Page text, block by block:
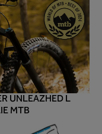
UNLEAZHED L
MTB